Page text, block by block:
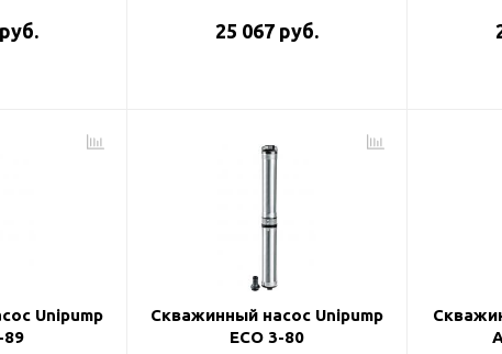
25 067 руб.
Unipump
89
Скважинный насос Unipump
ECO 3-80